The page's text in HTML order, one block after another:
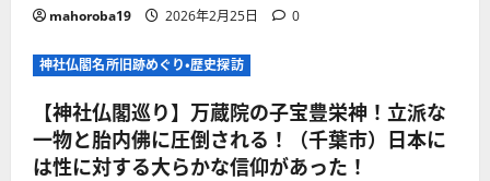
mahoroba19 2026年2月25日 0
神社仏閣名所旧跡めぐり・歴史探訪
【神社仏閣巡り】万蔵院の子宝豊栄神！立派な
一物と胎内佛に圧倒される！（千葉市）日本に
は性に対する大らかな信仰があった！